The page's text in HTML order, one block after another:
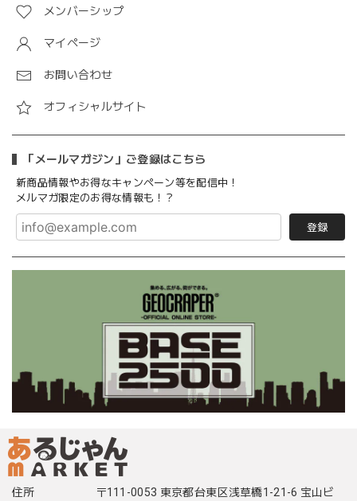
メンバーシップ
マイページ
お問い合わせ
オフィシャルサイト
「メールマガジン」ご登録はこちら
新商品情報やお得なキャンペーン等を配信中！
メルマガ限定のお得な情報も！？
登録
住所
〒111-0053 東京都台東区浅草橋1-21-6 宝山ビ